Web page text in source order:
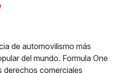
de automovilismo más
del mundo. Formula One
derechos comerciales